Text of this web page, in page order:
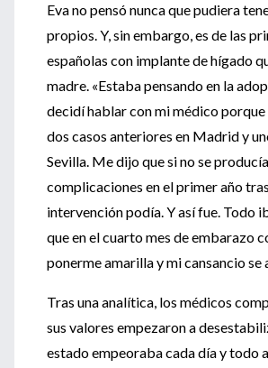
Eva no pensó nunca que pudiera
propios. Y, sin embargo, es de las
españolas con implante de hígado
madre. «Estaba pensando en la
decidí hablar con mi médico
dos casos anteriores en Madrid y
Sevilla. Me dijo que si no se
complicaciones en el primer año
intervención podía. Y así fue. Todo
que en el cuarto mes de embarazo
ponerme amarilla y mi cansancio se
Tras una analítica, los médicos
sus valores empezaron a
estado empeoraba cada día y todo